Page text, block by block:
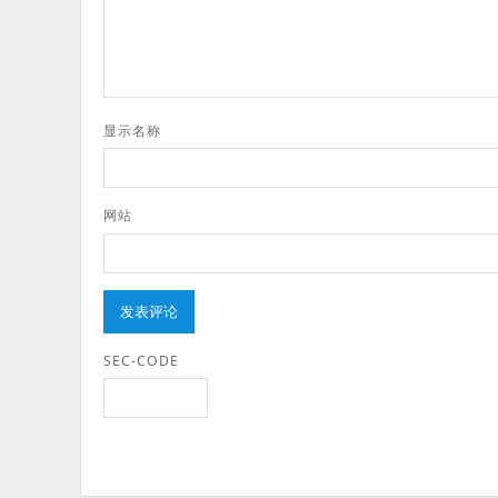
显示名称
网站
SEC-CODE